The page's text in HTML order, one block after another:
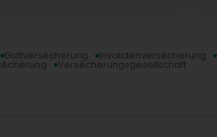
Guttversécherung Invalidenversécherung
Versécherungsgesellschaft